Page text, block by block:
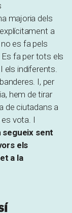
majoria dels
a
es fa pels
fa per tots els
els indiferents.
I, per
hem de tirar
de ciutadans a
vota. I
sent
els
a la